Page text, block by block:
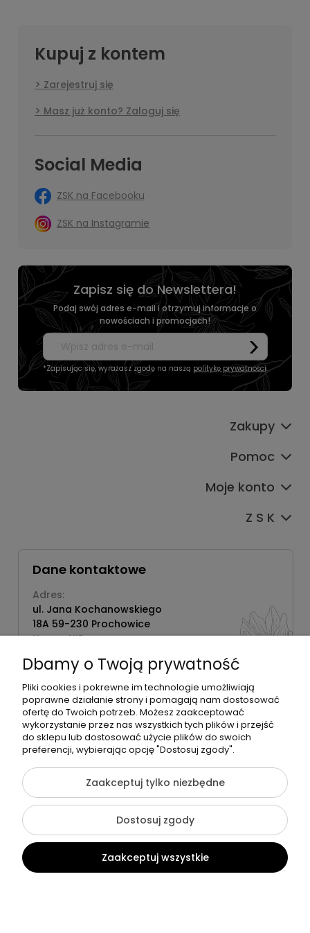
Kupuj z kontem
Zarejestruj się
Masz już konto? Zaloguj się
Social Media
ZSK na Facebooku
ZSK na Instagramie
Zapisz się do Newslettera!
Podaj swój adres e-mail i otrzymuj informacje o
nowościach i promocjach!
*Zapisując się, wyrażasz zgodę na naszą politykę prywatności.
Zakupy
Pomoc
Moje konto
Z S K
Dane kontaktowe
Adres:
ul. Jana Kochanowskiego
18A 59-230 Prochowice
Numer NIP:
Telefon:
518358020
©2026 Wszelkie Prawa Zastrzeżone | Zrób Sobie Krem
Szablon Flex byEcommercy
Pokaż pełną wersję strony
Sklep internetowy Shoper Premium
Dbamy o Twoją prywatność
Pliki cookies i pokrewne im technologie umożliwiają
poprawne działanie strony i pomagają nam dostosować
ofertę do Twoich potrzeb. Możesz zaakceptować
wykorzystanie przez nas wszystkich tych plików i przejść
do sklepu lub dostosować użycie plików do swoich
preferencji, wybierając opcję "Dostosuj zgody".
Zaakceptuj tylko niezbędne
Dostosuj zgody
Zaakceptuj wszystkie